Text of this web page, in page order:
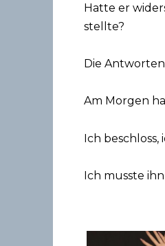
Hatte er
stellte?
Die
Am Morgen
Ich
Ich musste